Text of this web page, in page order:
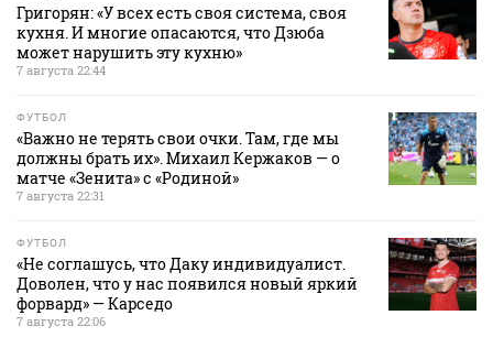
Григорян: «У всех есть своя система, своя
кухня. И многие опасаются, что Дзюба
может нарушить эту кухню»
7 августа 22:44
ФУТБОЛ
«Важно не терять свои очки. Там, где мы
должны брать их». Михаил Кержаков — о
матче «Зенита» с «Родиной»
7 августа 22:31
ФУТБОЛ
«Не соглашусь, что Даку индивидуалист.
Доволен, что у нас появился новый яркий
форвард» — Карседо
7 августа 22:06